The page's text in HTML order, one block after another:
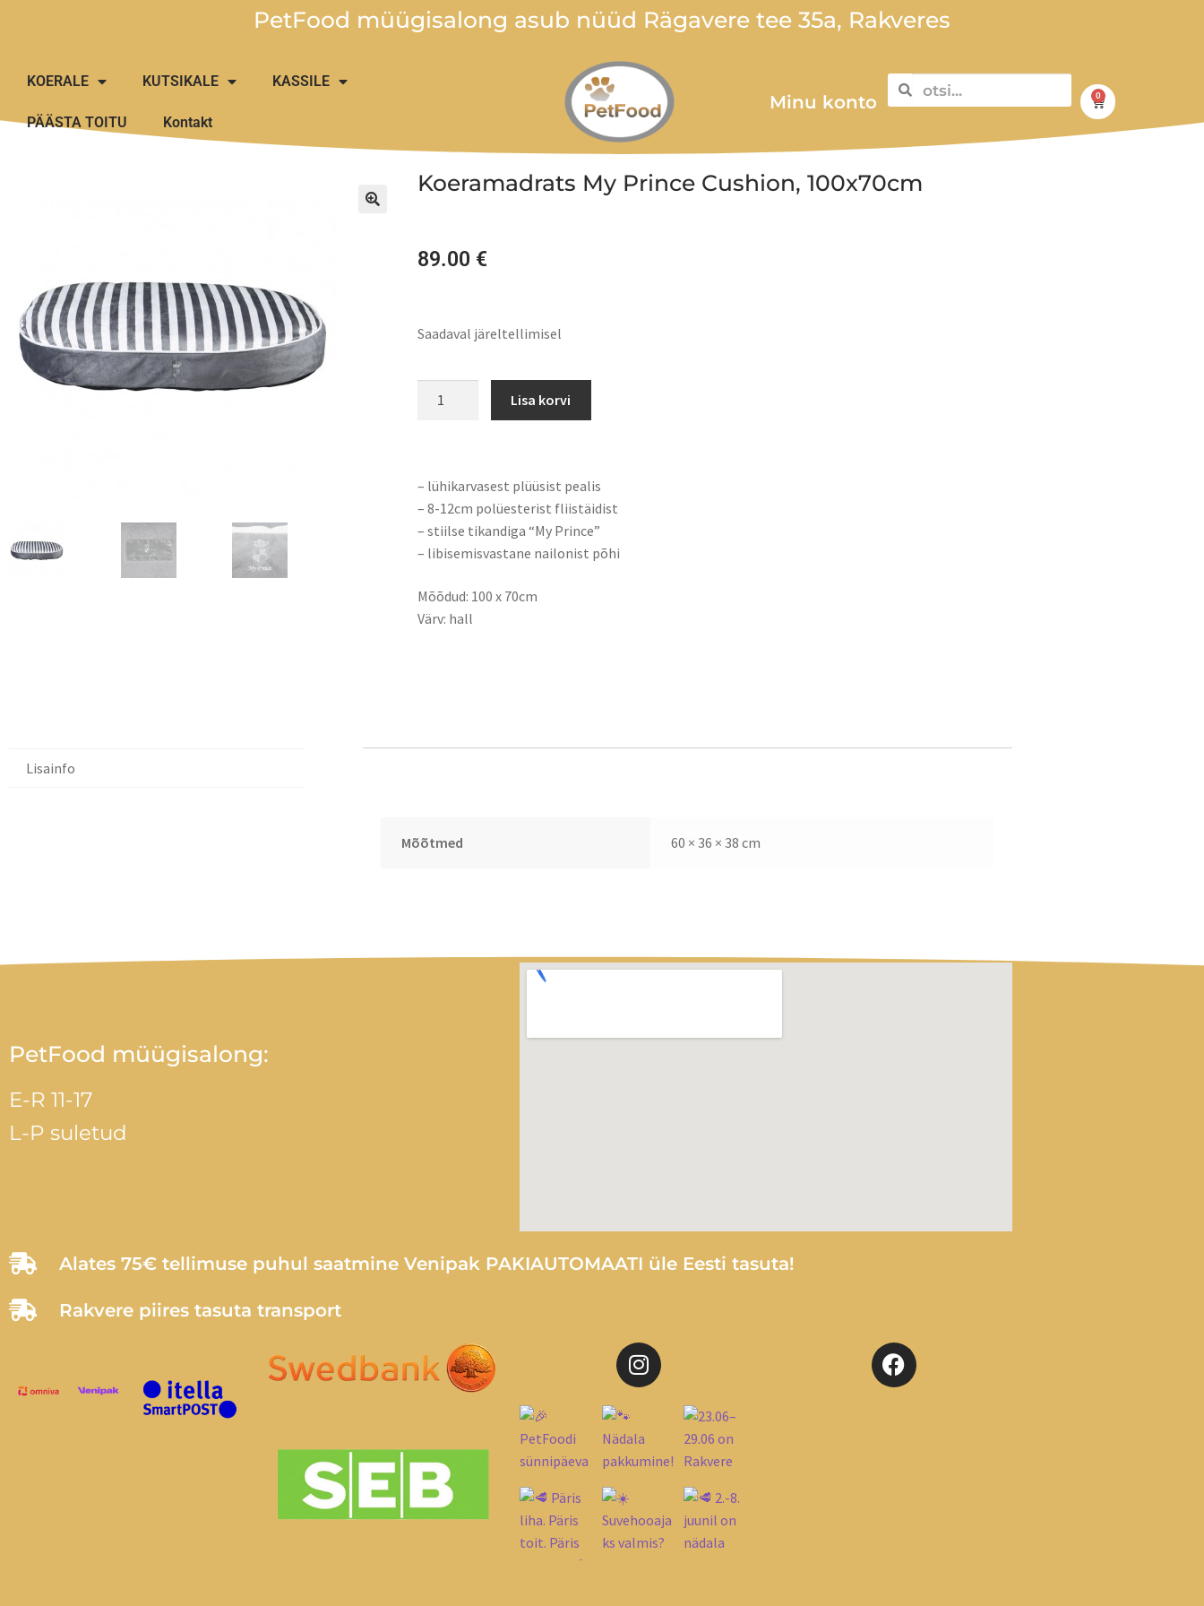
PetFood müügisalong asub nüüd Rägavere tee 35a, Rakveres
KOERALE KUTSIKALE KASSILE
PÄÄSTA TOITU Kontakt
Minu konto 0
Koeramadrats My Prince Cushion, 100x70cm
89.00 €
Saadaval järeltellimisel
Lisa korvi
– lühikarvasest plüüsist pealis
– 8-12cm polüesterist fliistäidist
– stiilse tikandiga “My Prince”
– libisemisvastane nailonist põhi
Mõõdud: 100 x 70cm
Värv: hall
Lisainfo
Mõõtmed 60 × 36 × 38 cm
PetFood müügisalong:
E-R 11-17
L-P suletud
Alates 75€ tellimuse puhul saatmine Venipak PAKIAUTOMAATI üle Eesti tasuta!
Rakvere piires tasuta transport